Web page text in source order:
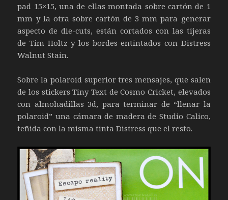
pad 15×15, una de ellas montada sobre cartón de 1
mm y la otra sobre cartón de 3 mm para generar
aspecto de die-cuts, están cortados con las tijeras
de Tim Holtz y los bordes entintados con Distress
Walnut Stain.
Sobre la polaroid superior tres mensajes, que salen
de los stickers Tiny Text de Cosmo Cricket, elevados
con almohadillas 3d, para terminar de “llenar la
polaroid” una cámara de madera de Studio Calico,
teñida con la misma tinta Distress que el resto.